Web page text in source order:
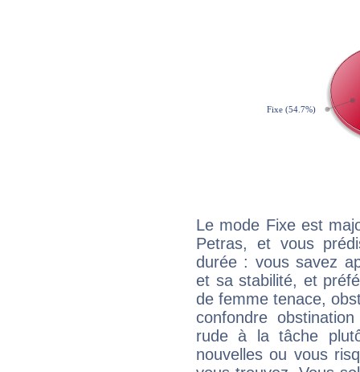
Le mode Fixe est
Petras, et vous
durée : vous savez
et sa stabilité, et
de femme tenace,
confondre
rude à la tâche
nouvelles ou vous